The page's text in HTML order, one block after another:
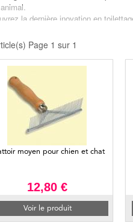
la dernière inovation en
de brossage pour chien est livrée
des grattoirs et
pour son toilettage
de mue permet d'enlever sans
redoutable et approuvée par les
faciliter le brossage et le
hauteur, vous n'aurez plus à vous
Page 1 sur 1
moyen pour chien et chat
12,80 €
Voir le produit